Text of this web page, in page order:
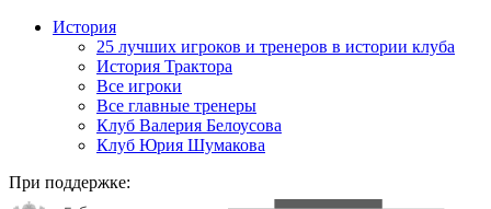
История
25 лучших игроков и тренеров в истории клуба
История Трактора
Все игроки
Все главные тренеры
Клуб Валерия Белоусова
Клуб Юрия Шумакова
При поддержке: